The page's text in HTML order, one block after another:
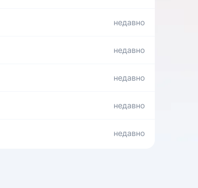
недавно
недавно
недавно
недавно
недавно